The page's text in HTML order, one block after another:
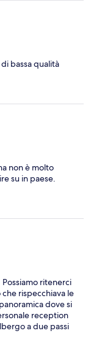
bassa qualità
non è molto
su in paese.
ritenerci
rispecchiava le
dove si
reception
a due passi
la spiaggia,
il check out se